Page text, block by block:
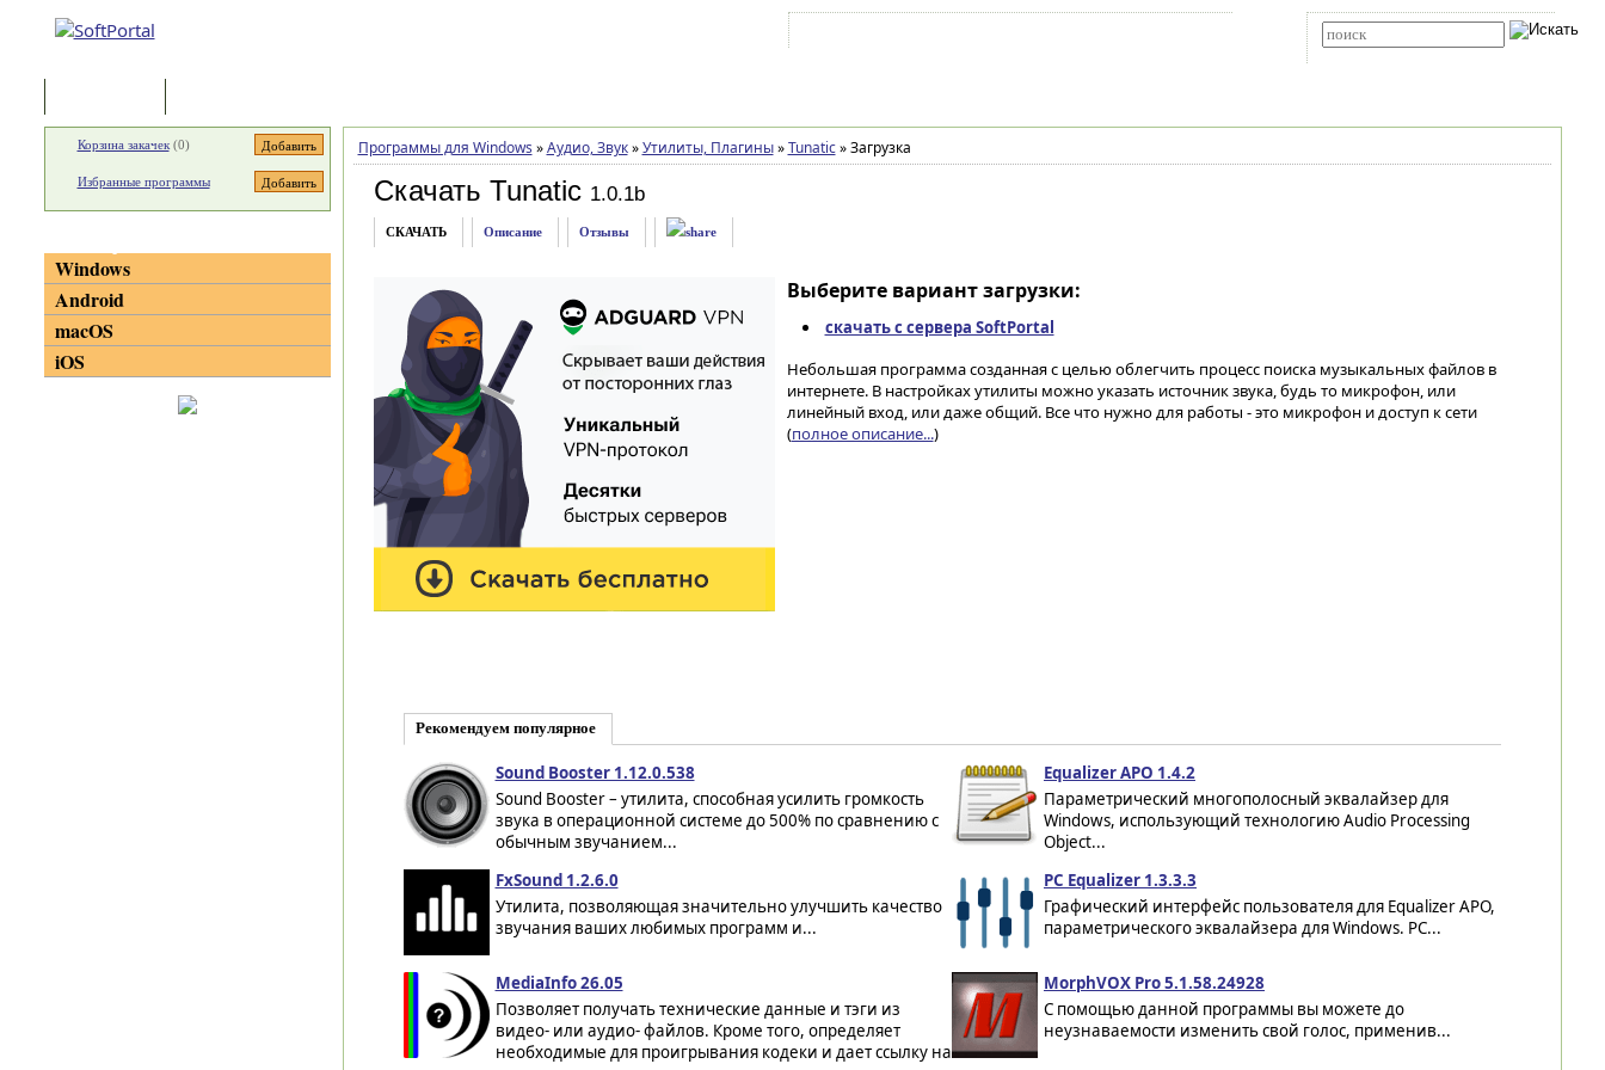
Программы для Windows » Аудио, Звук » Утилиты, Плагины » Tunatic »Загрузка
Скачать Tunatic 1.0.1b
СКАЧАТЬ Описание Отзывы
Выберите вариант загрузки:
скачать с сервера SoftPortal
Небольшая программа созданная с целью облегчить процесс поиска музыкальных файлов в
интернете. В настройках утилиты можно указать источник звука, будь то микрофон, или
линейный вход, или даже общий. Все что нужно для работы - это микрофон и доступ к сети
(полное описание...)
Рекомендуем популярное
Sound Booster 1.12.0.538
Sound Booster – утилита, способная усилить громкость
звука в операционной системе до 500% по сравнению с
обычным звучанием...
Equalizer APO 1.4.2
Параметрический многополосный эквалайзер для
Windows, использующий технологию Audio Processing
Object...
FxSound 1.2.6.0
Утилита, позволяющая значительно улучшить качество
звучания ваших любимых программ и...
PC Equalizer 1.3.3.3
Графический интерфейс пользователя для Equalizer APO,
параметрического эквалайзера для Windows. PC...
MediaInfo 26.05
Позволяет получать технические данные и тэги из
видео- или аудио- файлов. Кроме того, определяет
необходимые для проигрывания кодеки и дает ссылку на
MorphVOX Pro 5.1.58.24928
С помощью данной программы вы можете до
неузнаваемости изменить свой голос, применив...
Корзина закачек(0)
Избранные программы
Windows
Android
macOS
iOS